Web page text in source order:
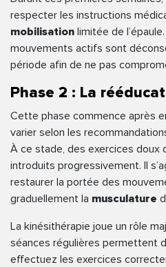
respecter les instructions
mobilisation limitée de
mouvements actifs sont
période afin de ne pas
Phase 2 : La
Cette phase commence après
varier selon les
À ce stade, des exercices doux
introduits progressivement. Il
restaurer la portée des
graduellement la musculature
La kinésithérapie joue un rôle
séances régulières permettent
effectuez les exercices